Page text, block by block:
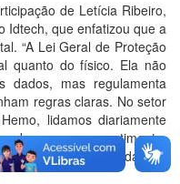
de Letícia Ribeiro,
Idtech, que enfatizou que a
“A Lei Geral de Proteção
quanto do físico. Ela não
mas regulamenta
regras claras. No setor
lidamos diariamente
sem consentimento,
profundos na vida das